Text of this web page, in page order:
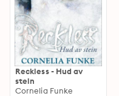
Reckless - Hud av
stein
Cornelia Funke